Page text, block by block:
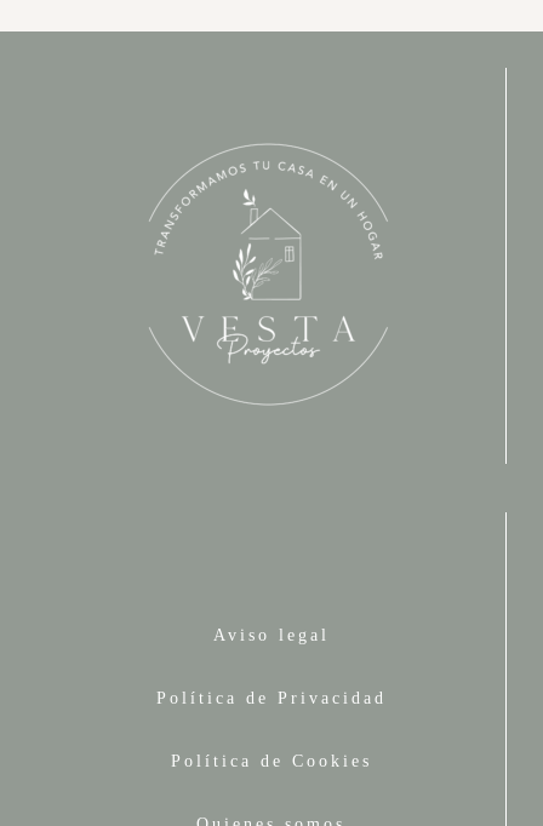
Aviso legal
Política de Privacidad
Política de Cookies